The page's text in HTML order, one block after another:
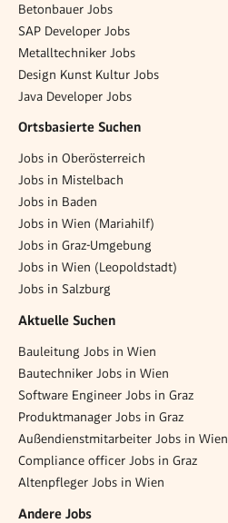
Betonbauer Jobs
SAP Developer Jobs
Metalltechniker Jobs
Design Kunst Kultur Jobs
Java Developer Jobs
Ortsbasierte Suchen
Jobs in Oberösterreich
Jobs in Mistelbach
Jobs in Baden
Jobs in Wien (Mariahilf)
Jobs in Graz-Umgebung
Jobs in Wien (Leopoldstadt)
Jobs in Salzburg
Aktuelle Suchen
Bauleitung Jobs in Wien
Bautechniker Jobs in Wien
Software Engineer Jobs in Graz
Produktmanager Jobs in Graz
Außendienstmitarbeiter Jobs in Wien
Compliance officer Jobs in Graz
Altenpfleger Jobs in Wien
Andere Jobs